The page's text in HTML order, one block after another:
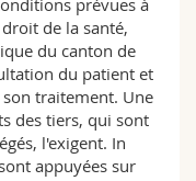
prévues à
de la santé,
du canton de
du patient et
traitement. Une
des tiers, qui sont
l'exigent. In
appuyées sur